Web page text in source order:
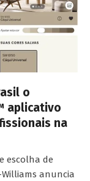
o
aplicativo
na
escolha de
anuncia